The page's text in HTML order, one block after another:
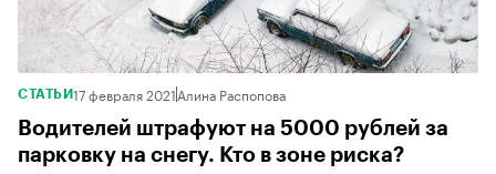
СТАТЬИ17 февраля 2021Алина Распопова
Водителей штрафуют на 5000 рублей за
парковку на снегу. Кто в зоне риска?